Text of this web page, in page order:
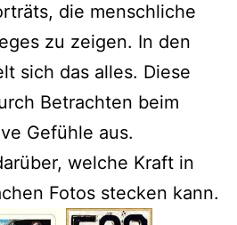
die menschliche
zu zeigen. In den
sich das alles. Diese
Betrachten beim
Gefühle aus.
welche Kraft in
Fotos stecken kann.